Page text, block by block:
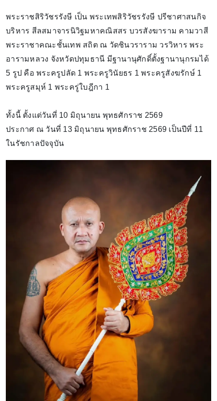
พระราชสิริวัชรรังษี เป็น พระเทพสิริวัชรรังษี ปรีชาศาสนกิจ
บริหาร สีลสมาจารนิวิฐมหาคณิสสร บวรสังฆาราม คามวาสี
พระราชาคณะชั้นเทพ สถิต ณ วัดชินวราราม วรวิหาร พระ
อารามหลวง จังหวัดปทุมธานี มีฐานานุศักดิ์ตั้งฐานานุกรมได้
5 รูป คือ พระครูปลัด 1 พระครูวินัยธร 1 พระครูสังฆรักษ์ 1
พระครูสมุห์ 1 พระครู่ใบฎีกา 1
ทั้งนี้ ตั้งแต่วันที่ 10 มิถุนายน พุทธศักราช 2569
ประกาศ ณ วันที่ 13 มิถุนายน พุทธศักราช 2569 เป็นปีที่ 11
ในรัชกาลปัจจุบัน